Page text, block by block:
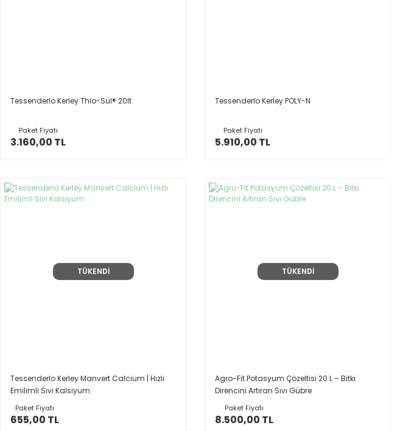
Tessenderlo Kerley Thio-Sul® 20lt
Paket Fiyatı
3.160,00 TL
Tessenderlo Kerley POLY-N
Paket Fiyatı
5.910,00 TL
TÜKENDİ
Tessenderlo Kerley Manvert Calcium | Hızlı
Emilimli Sıvı Kalsiyum
Paket Fiyatı
655,00 TL
TÜKENDİ
Agro-Fit Potasyum Çözeltisi 20 L – Bitki
Direncini Artıran Sıvı Gübre
Paket Fiyatı
8.500,00 TL